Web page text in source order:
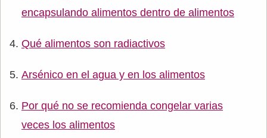
encapsulando alimentos dentro de alimentos
Qué alimentos son radiactivos
Arsénico en el agua y en los alimentos
Por qué no se recomienda congelar varias
veces los alimentos